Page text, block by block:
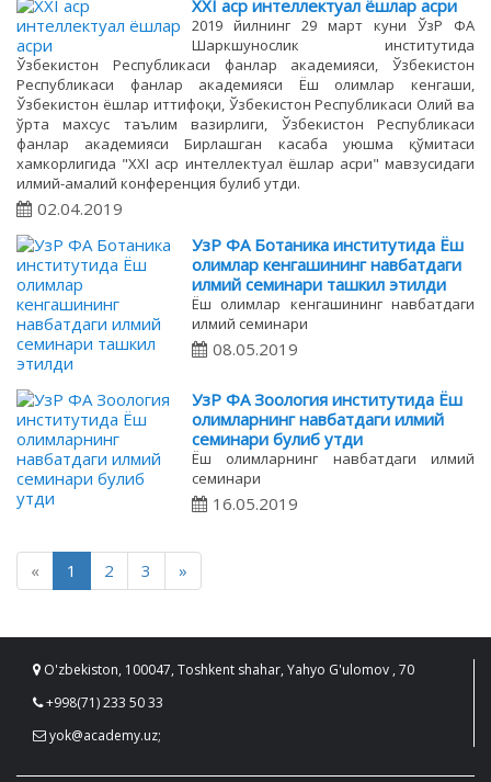
XXI аср интеллектуал ёшлар асри
2019 йилнинг 29 март куни ЎзР ФА
Шаркшунослик институтида
Ўзбекистон Республикаси фанлар академияси, Ўзбекистон
Республикаси фанлар академияси Ёш олимлар кенгаши,
Ўзбекистон ёшлар иттифоқи, Ўзбекистон Республикаси Олий ва
ўрта махсус таълим вазирлиги, Ўзбекистон Республикаси
фанлар академияси Бирлашган касаба уюшма қўмитаси
хамкорлигида "XXI аср интеллектуал ёшлар асри" мавзусидаги
илмий-амалий конференция булиб утди.
02.04.2019
УзР ФА Ботаника институтида Ёш
олимлар кенгашининг навбатдаги
илмий семинари ташкил этилди
Ёш олимлар кенгашининг навбатдаги
илмий семинари
08.05.2019
УзР ФА Зоология институтида Ёш
олимларнинг навбатдаги илмий
семинари булиб утди
Ёш олимларнинг навбатдаги илмий
семинари
16.05.2019
« 1 2 3 »
O'zbekiston, 100047, Toshkent shahar, Yahyo G'ulomov , 70
+998(71) 233 50 33
yok@academy.uz;